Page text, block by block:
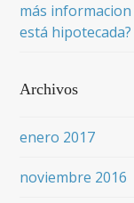
más informacion
está hipotecada?
Archivos
enero 2017
noviembre 2016